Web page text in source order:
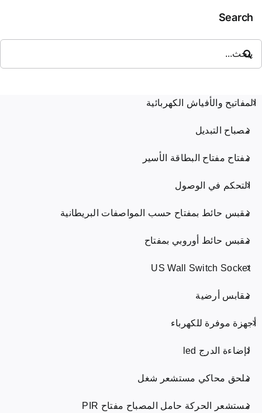
Search
عن:
المفاتيح والأفياش الكهربائية
مصباح التبديل
مفتاح مفتاح البطاقة الأسير
التحكم في الوصول
مقبس حائط بمفتاح حسب المواصفات البريطانية
مقبس حائط أوروبي بمفتاح
US Wall Switch Socket
مقابس أرضية
أجهزة موفرة للكهرباء
لإضاءة الدرج led
ملحق محاكي مستشعر شغل
مستشعر الحركة حامل المصباح مفتاح PIR